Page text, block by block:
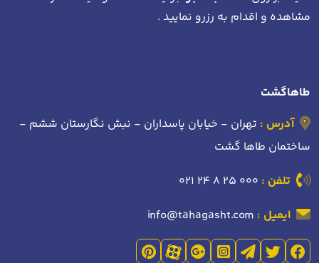
مشاهده و اقدام به رزرو نمایید .
طاهاگشت
آدرس : تهران - خیابان پاسداران - نبش نگارستان ششم -
ساختمان طاها گشت
تلفن : 021 24 8 25 000
ایمیل : info@tahagasht.com